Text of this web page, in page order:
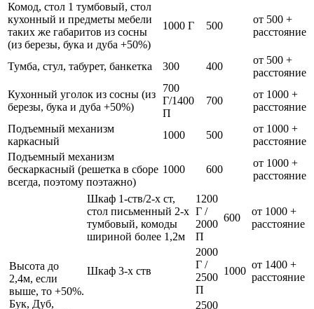
Комод, стол 1 тумбовый, стол
кухонный и предметы мебели
таких же габаритов из сосны
(из березы, бука и дуба +50%)
1000 Г 500
от 500 +
расстояние
Тумба, стул, табурет, банкетка 300 400
от 500 +
расстояние
Кухонный уголок из сосны (из
березы, бука и дуба +50%)
700
Г/1400
П
700
от 1000 +
расстояние
Подъемный механизм
каркасный
1000 500
от 1000 +
расстояние
Подъемный механизм
бескаркасный (решетка в сборе
всегда, поэтому поэтажно)
1000 600
от 1000 +
расстояние
Высота до
2,4м, если
выше, то +50%.
Бук, Дуб,
Шкаф 1-ств/2-х ст,
стол письменный 2-х
тумбовый, комоды
шириной более 1,2м
1200
Г /
2000
П
600
от 1000 +
расстояние
Шкаф 3-х ств
2000
Г /
2500
П
1000
от 1400 +
расстояние
2500